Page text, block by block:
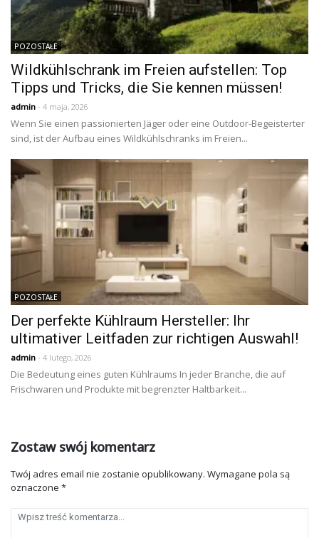
POZOSTAŁE
Wildkühlschrank im Freien aufstellen: Top
Tipps und Tricks, die Sie kennen müssen!
admin - 4 maja, 2026
Wenn Sie einen passionierten Jäger oder eine Outdoor-Begeisterter
sind, ist der Aufbau eines Wildkühlschranks im Freien...
POZOSTAŁE
Der perfekte Kühlraum Hersteller: Ihr
ultimativer Leitfaden zur richtigen Auswahl!
admin - 4 lutego, 2026
Die Bedeutung eines guten Kühlraums In jeder Branche, die auf
Frischwaren und Produkte mit begrenzter Haltbarkeit...
Zostaw swój komentarz
Twój adres email nie zostanie opublikowany. Wymagane pola są
oznaczone *